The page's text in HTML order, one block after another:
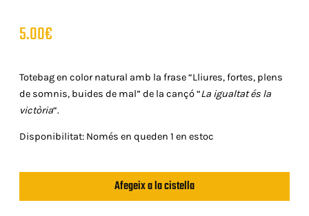
5.00€
Totebag en color natural amb la frase “Lliures, fortes, plens
de somnis, buides de mal” de la cançó “La igualtat és la
victòria“.
Disponibilitat: Només en queden 1 en estoc
quantitat
Totebag
Afegeix a la cistella